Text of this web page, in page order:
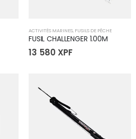
ACTIVITÉS MARINES, FUSILS DE PÊCHE
FUSIL CHALLENGER 1.00M
13 580 XPF